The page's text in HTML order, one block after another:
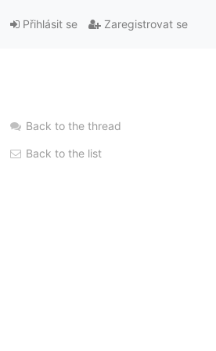
Přihlásit se Zaregistrovat se
Back to the thread
Back to the list